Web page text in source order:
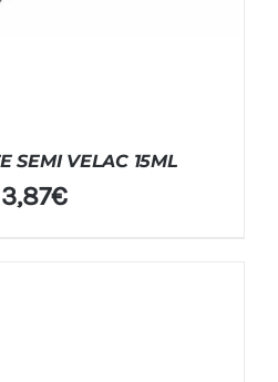
SEMI VELAC 15ML
€